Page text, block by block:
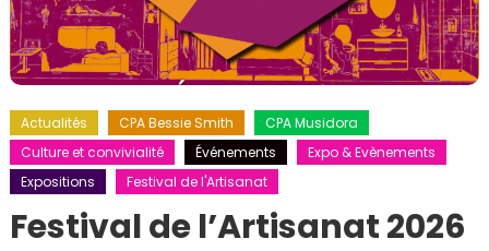
Actualités CPA Bessie Smith
CPA Musidora
Culture et convivialité
Événements
Expo & Evènements
Expositions
Festival de l'Artisanat
Festival de l’Artisanat 2026